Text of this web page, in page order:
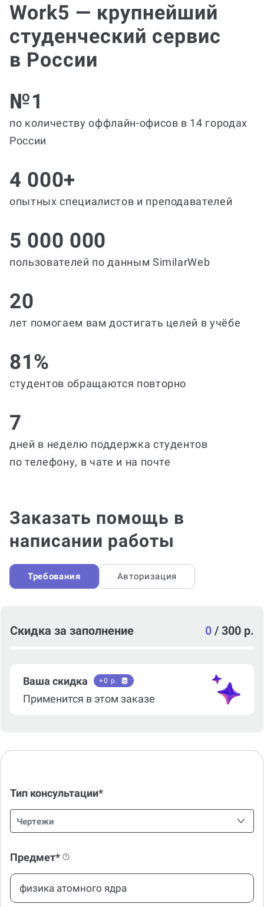
Work5 — крупнейший
студенческий сервис
в России
№1
по количеству оффлайн-офисов в 14 городах
России
4 000+
опытных специалистов и преподавателей
5 000 000
пользователей по данным SimilarWeb
20
лет помогаем вам достигать целей в учёбе
81%
студентов обращаются повторно
7
дней в неделю поддержка студентов
по телефону, в чате и на почте
Заказать помощь в
написании работы
Требования Авторизация
Скидка за заполнение 0 / 300 р.
Ваша скидка +0 р.
Применится в этом заказе
Тип консультации*
Чертежи
Предмет*